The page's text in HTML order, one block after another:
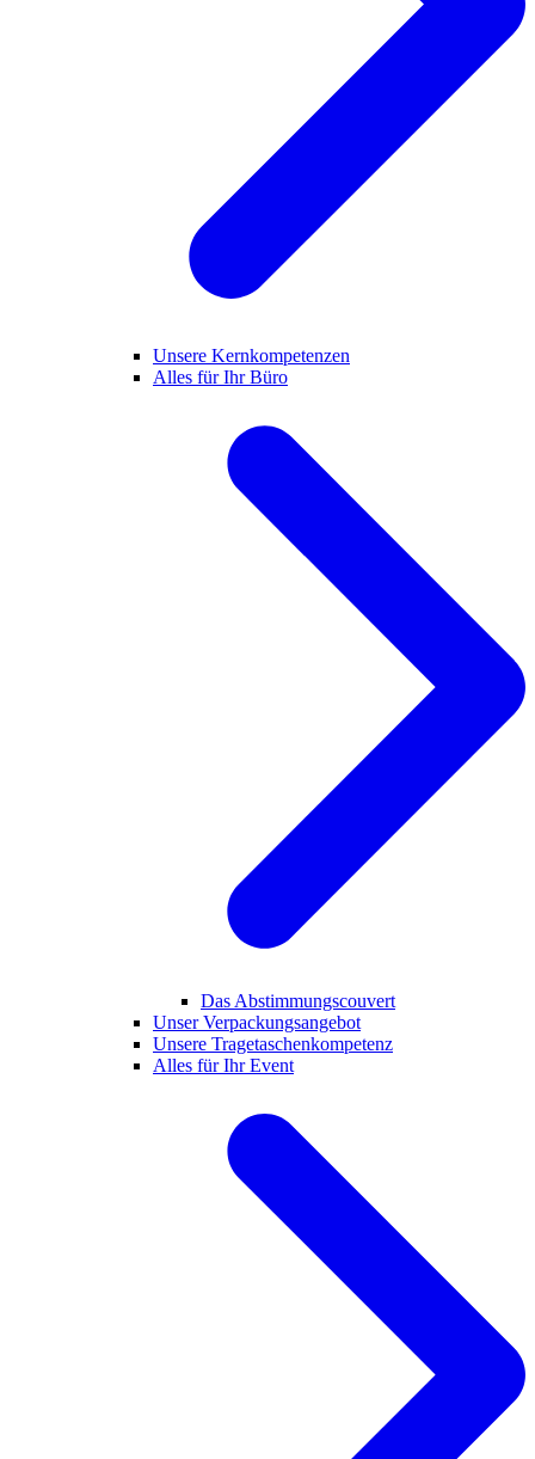
Unsere Kernkompetenzen
Alles für Ihr Büro
Das Abstimmungscouvert
Unser Verpackungsangebot
Unsere Tragetaschenkompetenz
Alles für Ihr Event